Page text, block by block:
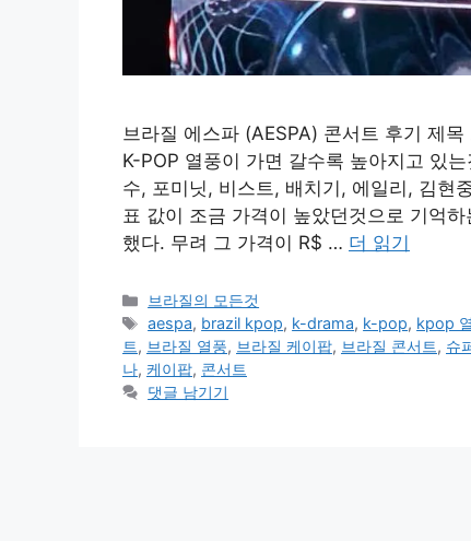
브라질 에스파 (AESPA) 콘서트 후기 제
K-POP 열풍이 가면 갈수록 높아지고 있
수, 포미닛, 비스트, 배치기, 에일리, 김현
표 값이 조금 가격이 높았던것으로 기억
했다. 무려 그 가격이 R$ … 더 읽기
카
테
고
리
브라질의 모든것
태
그
aespa, brazil kpop, k-drama, k-pop, kpop
트, 브라질 열풍, 브라질 케이팝, 브라질 콘서트, 슈
나, 케이팝, 콘서트
댓글 남기기